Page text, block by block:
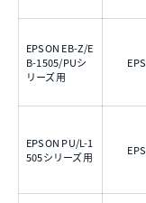
EPSON EB-Z/E
B-1505/PUシ
リーズ用
EPSON PU/L-1
505シリーズ用